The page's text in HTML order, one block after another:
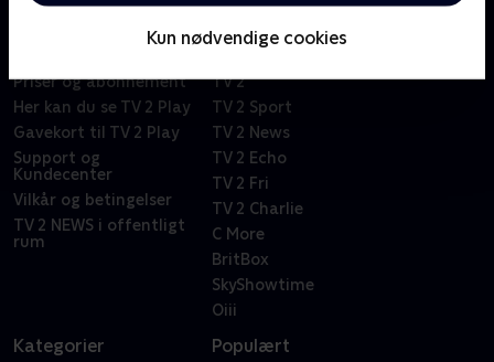
Kun nødvendige cookies
Priser og abonnement
Her kan du se TV 2 Play
Gavekort til TV 2 Play
Support og
Kundecenter
Vilkår og betingelser
TV 2 NEWS i offentligt
rum
TV 2
TV 2 Sport
TV 2 News
TV 2 Echo
TV 2 Fri
TV 2 Charlie
C More
BritBox
SkyShowtime
Oiii
Kategorier Populært